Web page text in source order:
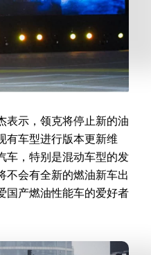
表示，领克将停止新的油
有车型进行版本更新维
车，特别是混动车型的发
不会有全新的燃油新车出
国产燃油性能车的爱好者